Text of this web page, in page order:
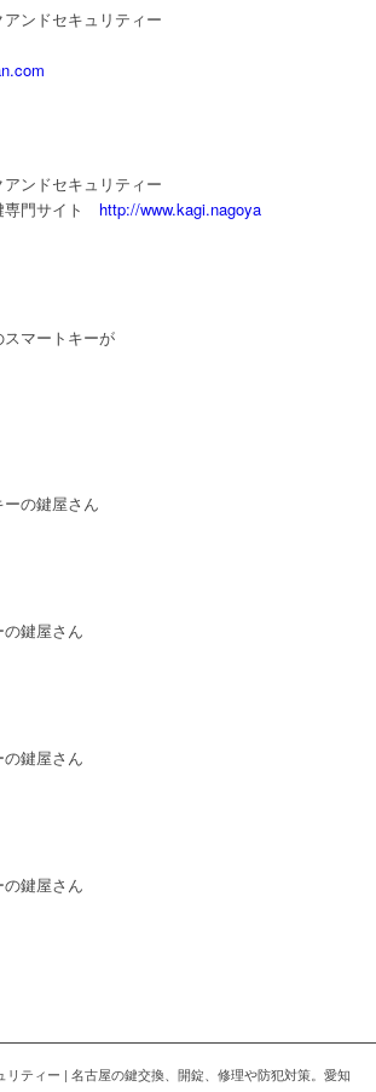
ンドセキュリティー
ンドセキュリティー
専門サイト http://www.kagi.nagoya
スマートキーが
の鍵屋さん
鍵屋さん
鍵屋さん
鍵屋さん
リティー | 名古屋の鍵交換、開錠、修理や防犯対策。愛知